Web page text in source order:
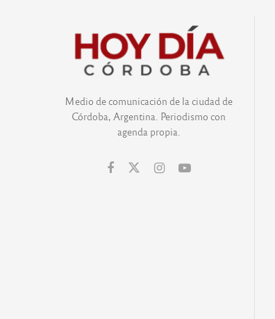
Medio de comunicación de la ciudad de
Córdoba, Argentina. Periodismo con
agenda propia.